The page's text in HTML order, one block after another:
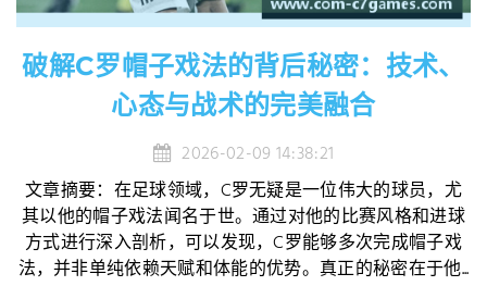
破解C罗帽子戏法的背后秘密：技术、
心态与战术的完美融合
2026-02-09 14:38:21
文章摘要：在足球领域，C罗无疑是一位伟大的球员，尤
其以他的帽子戏法闻名于世。通过对他的比赛风格和进球
方式进行深入剖析，可以发现，C罗能够多次完成帽子戏
法，并非单纯依赖天赋和体能的优势。真正的秘密在于他...